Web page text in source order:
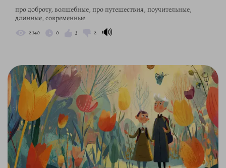
про доброту, волшебные, про путешествия, поучительные,
длинные, современные
2 140 0 3 2 🔊